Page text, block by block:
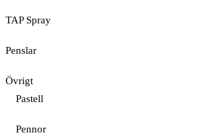
TAP Spray
Penslar
Övrigt
Pastell
Pennor